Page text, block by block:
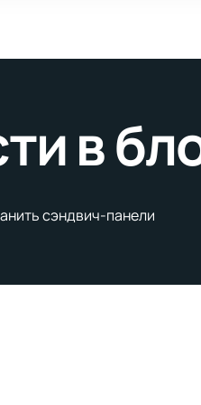
в
сэндвич-панели